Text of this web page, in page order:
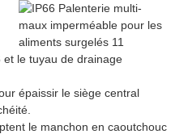
le tuyau de drainage
épaissir le siège central
le manchon en caoutchouc